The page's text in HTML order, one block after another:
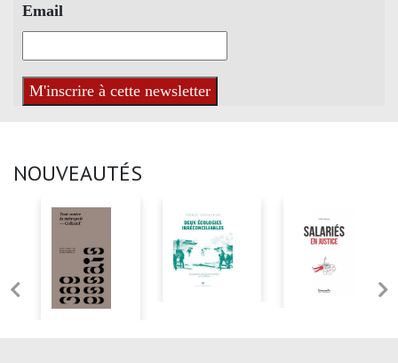
Email
NOUVEAUTÉS